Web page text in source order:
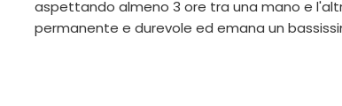
aspettando almeno 3 ore tra una mano e
permanente e durevole ed emana un